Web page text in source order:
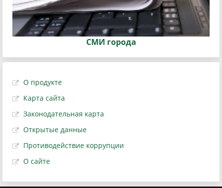
СМИ города
О продукте
Карта сайта
Законодательная карта
Открытые данные
Противодействие коррупции
О сайте